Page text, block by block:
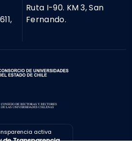
Ruta I-90. KM 3, San
Fernando.
activa
de Transparencia